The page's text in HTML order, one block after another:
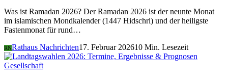
Was ist Ramadan 2026? Der Ramadan 2026 ist der neunte Monat
im islamischen Mondkalender (1447 Hidschri) und der heiligste
Fastenmonat für rund…
RNRathaus Nachrichten17. Februar 202610 Min. Lesezeit
Gesellschaft